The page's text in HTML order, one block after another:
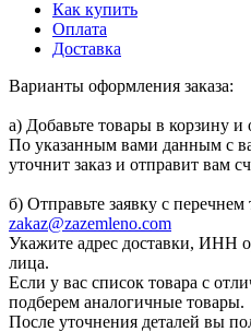
Как купить
Оплата
Доставка
Варианты оформления заказа:
а) Добавьте товары в корзину и
По указанным вами данным с
уточнит заказ и отправит вам
б) Отправьте заявку с перечнем
zakaz@zazemleno.com
Укажите адрес доставки, ИНН
лица.
Если у вас список товара с
подберем аналогичные товары.
После уточнения деталей вы